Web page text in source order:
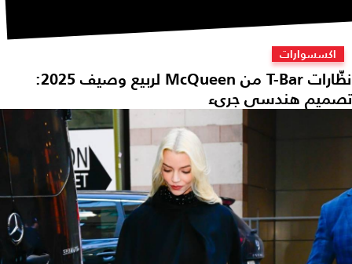
اكسسوارات
نظّارات T-Bar من McQueen لربيع وصيف 2025:
هندسي جريء